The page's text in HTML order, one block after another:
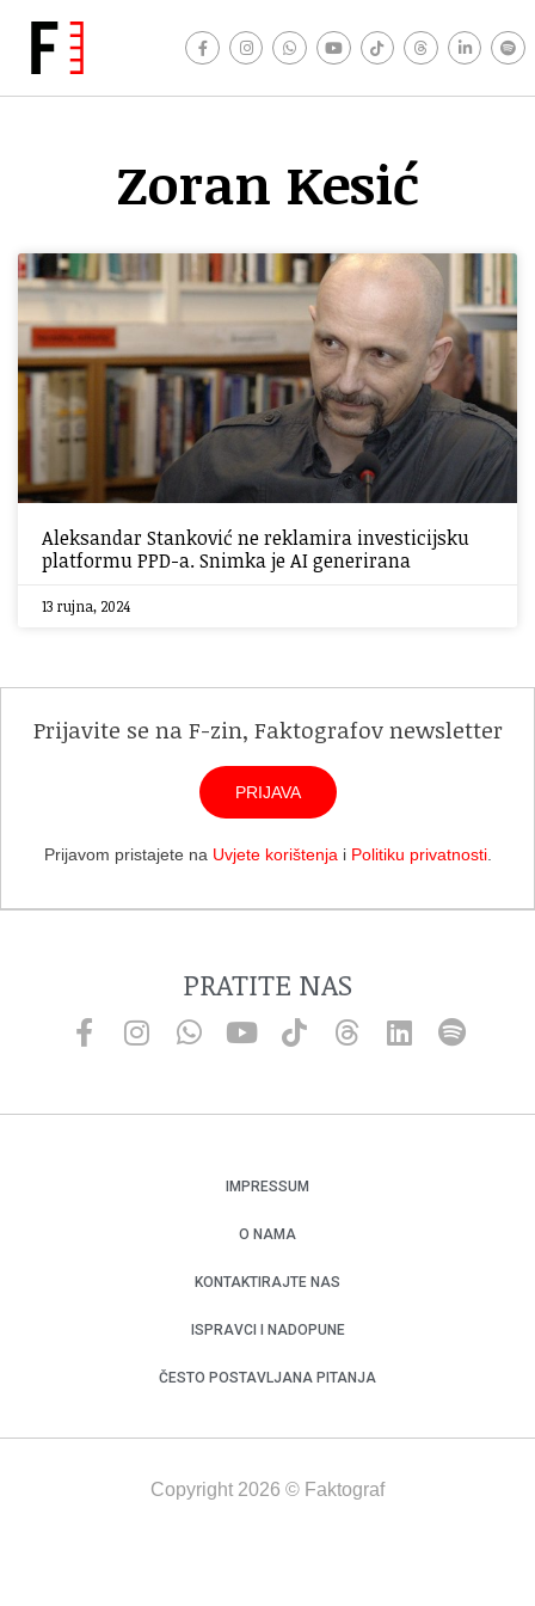
Zoran Kesić
Aleksandar Stanković ne reklamira investicijsku
platformu PPD-a. Snimka je AI generirana
13 rujna, 2024
Prijavite se na F-zin, Faktografov newsletter
PRIJAVA
Prijavom pristajete na Uvjete korištenja i Politiku privatnosti.
PRATITE NAS
IMPRESSUM
O NAMA
KONTAKTIRAJTE NAS
ISPRAVCI I NADOPUNE
ČESTO POSTAVLJANA PITANJA
Copyright 2026 © Faktograf